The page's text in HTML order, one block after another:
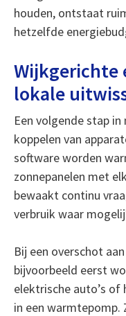
houden, ontstaat
hetzelfde
Wijkgerichte
lokale
Een volgende stap
koppelen van
software worden
zonnepanelen met
bewaakt continu
verbruik waar
Bij een overschot
bijvoorbeeld eerst
elektrische auto’s
in een